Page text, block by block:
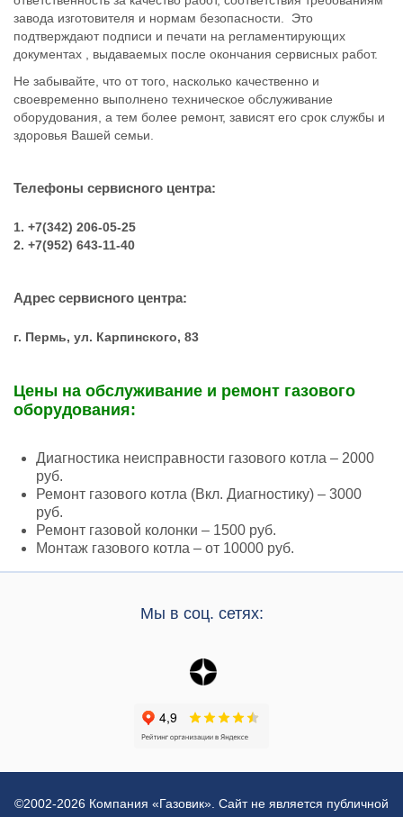
завода изготовителя и нормам безопасности. Это
подтверждают подписи и печати на регламентирующих
документах , выдаваемых после окончания сервисных работ.
Не забывайте, что от того, насколько качественно и
своевременно выполнено техническое обслуживание
оборудования, а тем более ремонт, зависят его срок службы и
здоровья Вашей семьи.
Телефоны сервисного центра:
1. +7(342) 206-05-25
2. +7(952) 643-11-40
Адрес сервисного центра:
г. Пермь, ул. Карпинского, 83
Цены на обслуживание и ремонт газового
оборудования:
Диагностика неисправности газового котла – 2000
руб.
Ремонт газового котла (Вкл. Диагностику) – 3000
руб.
Ремонт газовой колонки – 1500 руб.
Монтаж газового котла – от 10000 руб.
Мы в соц. сетях:
©2002-2026 Компания «Газовик». Сайт не является публичной